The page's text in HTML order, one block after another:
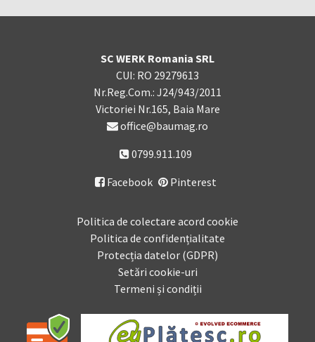
SC WERK Romania SRL
CUI: RO 29279613
Nr.Reg.Com.: J24/943/2011
Victoriei Nr.165, Baia Mare
office@baumag.ro
0799.911.109
 Facebook Pinterest
Politica de colectare acord cookie
Politica de confidențialitate
Protecția datelor (GDPR)
Setări cookie-uri
Termeni și condiții